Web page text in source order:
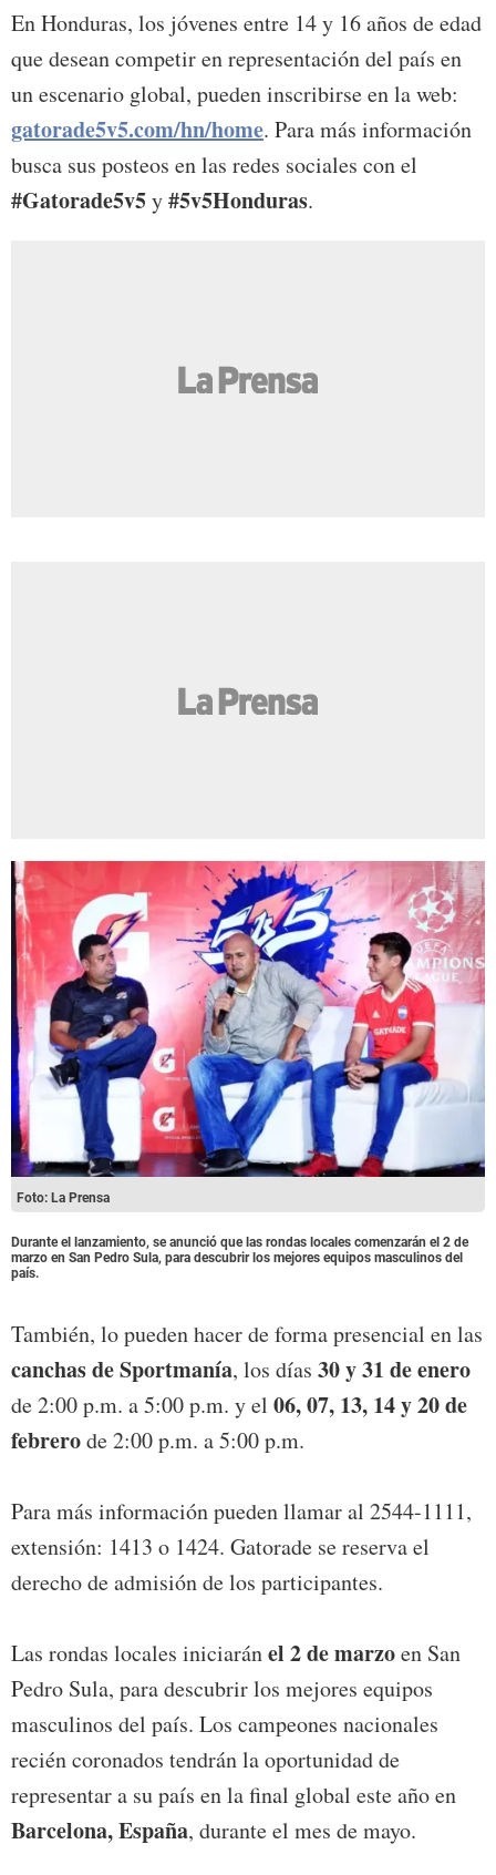
En Honduras, los jóvenes entre 14 y 16 años de edad
que desean competir en representación del país en
un escenario global, pueden inscribirse en la web:
gatorade5v5.com/hn/home. Para más información
busca sus posteos en las redes sociales con el
#Gatorade5v5y#5v5Honduras.
Foto: La Prensa
Durante el lanzamiento, se anunció que las rondas locales comenzarán el 2 de
marzo en San Pedro Sula, para descubrir los mejores equipos masculinos del
país.
También, lo pueden hacer de forma presencial en las
canchas de Sportmanía, los días 30 y 31 de enero
de 2:00 p.m. a 5:00 p.m. y el 06, 07, 13, 14 y 20 de
febrerode 2:00 p.m. a 5:00 p.m.
Para más información pueden llamar al 2544-1111,
extensión: 1413 o 1424. Gatorade se reserva el
derecho de admisión de los participantes.
Las rondas locales iniciaránel 2 de marzoen San
Pedro Sula, para descubrir los mejores equipos
masculinos del país. Los campeones nacionales
recién coronados tendrán la oportunidad de
representar a su país en la final global este año en
Barcelona, España, durante el mes de mayo.